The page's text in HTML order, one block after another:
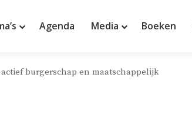
Agenda Media Boeken
burgerschap en maatschappelijk